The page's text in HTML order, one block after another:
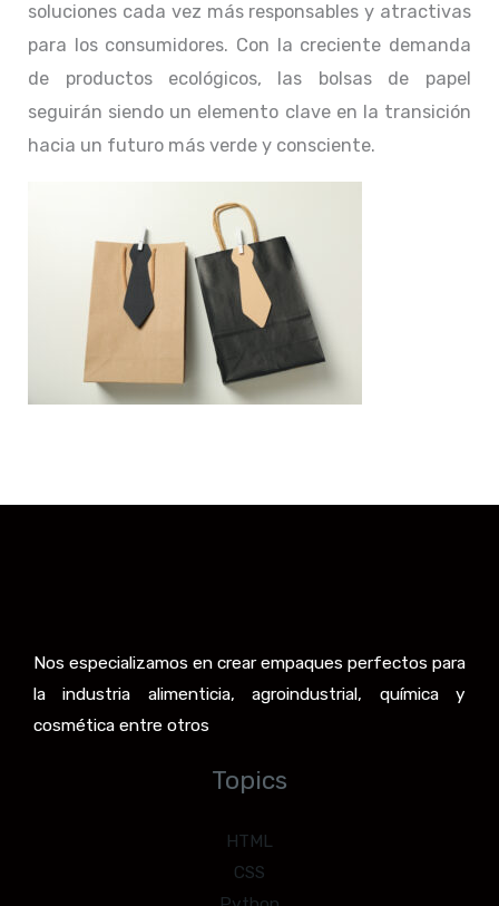
soluciones cada vez más responsables y atractivas
para los consumidores. Con la creciente demanda
de productos ecológicos, las bolsas de papel
seguirán siendo un elemento clave en la transición
hacia un futuro más verde y consciente.
Nos especializamos en crear empaques perfectos para
la industria alimenticia, agroindustrial, química y
cosmética entre otros
Topics
HTML
CSS